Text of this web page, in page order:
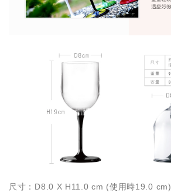
尺寸：D8.0 X H11.0 cm (使用時19.0 cm)